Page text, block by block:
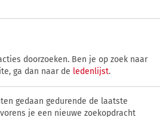
doorzoeken. Ben je op zoek naar
ga dan naar de ledenlijst.
gedaan gedurende de laatste
je een nieuwe zoekopdracht